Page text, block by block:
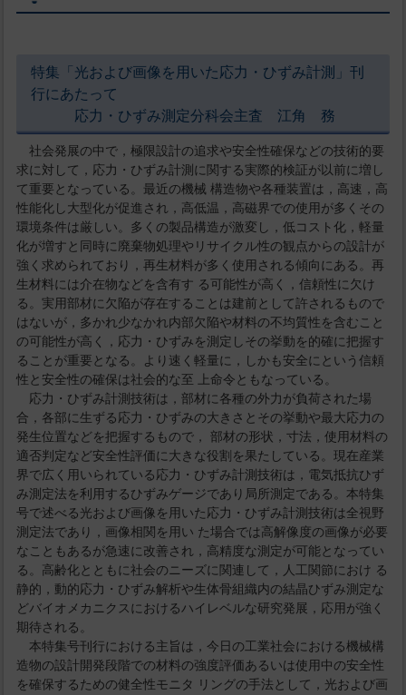
特集「光および画像を用いた応力・ひずみ計測」刊
行にあたって
応力・ひずみ測定分科会主査 江角 務
社会発展の中で，極限設計の追求や安全性確保などの技術的要
求に対して，応力・ひずみ計測に関する実際的検証が以前に増し
て重要となっている。最近の機械 構造物や各種装置は，高速，高
性能化し大型化が促進され，高低温，高磁界での使用が多くその
環境条件は厳しい。多くの製品構造が激変し，低コスト化，軽量
化が増すと同時に廃棄物処理やリサイクル性の観点からの設計が
強く求められており，再生材料が多く使用される傾向にある。再
生材料には介在物などを含有す る可能性が高く，信頼性に欠け
る。実用部材に欠陥が存在することは建前として許されるもので
はないが，多かれ少なかれ内部欠陥や材料の不均質性を含むこと
の可能性が高く，応力・ひずみを測定しその挙動を的確に把握す
ることが重要となる。より速く軽量に，しかも安全にという信頼
性と安全性の確保は社会的な至 上命令ともなっている。
応力・ひずみ計測技術は，部材に各種の外力が負荷された場
合，各部に生ずる応力・ひずみの大きさとその挙動や最大応力の
発生位置などを把握するもので， 部材の形状，寸法，使用材料の
適否判定など安全性評価に大きな役割を果たしている。現在産業
界で広く用いられている応力・ひずみ計測技術は，電気抵抗ひず
み測定法を利用するひずみゲージであり局所測定である。本特集
号で述べる光および画像を用いた応力・ひずみ計測技術は全視野
測定法であり，画像相関を用い た場合では高解像度の画像が必要
なこともあるが急速に改善され，高精度な測定が可能となってい
る。高齢化とともに社会のニーズに関連して，人工関節におけ る
静的，動的応力・ひずみ解析や生体骨組織内の結晶ひずみ測定な
どバイオメカニクスにおけるハイレベルな研究発展，応用が強く
期待される。
本特集号刊行における主旨は，今日の工業社会における機械構
造物の設計開発段階での材料の強度評価あるいは使用中の安全性
を確保するための健全性モニタ リングの手法として，光および画